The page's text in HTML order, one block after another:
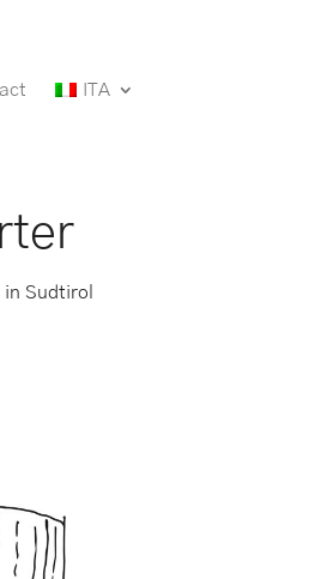
ITA
Sudtirol